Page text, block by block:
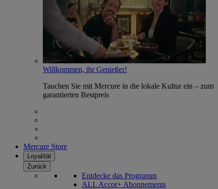
Willkommen, ihr Genießer!
Tauchen Sie mit Mercure in die lokale Kultur ein – zum
garantierten Bestpreis
Mercure Store
Loyalität
Zurück
Entdecke das Programm
ALL Accor+ Abonnements